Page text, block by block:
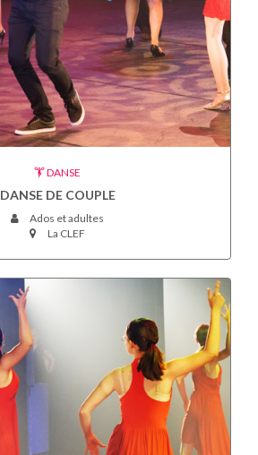
DANSE
DANSE DE COUPLE
Ados et adultes
La CLEF